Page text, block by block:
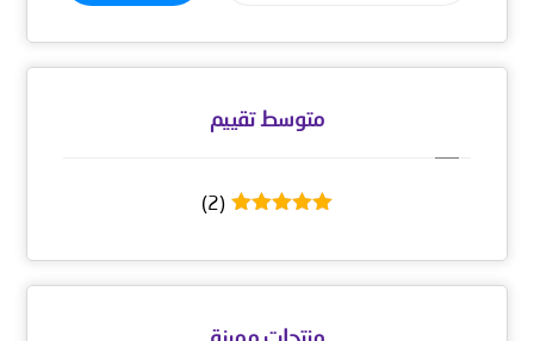
متوسط ​​تقييم
(2)